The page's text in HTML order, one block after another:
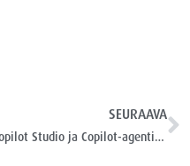
SEURAAVA
Copilot Studio ja Copilot-agentit asiakaspalvelussa – käytännön toteutus